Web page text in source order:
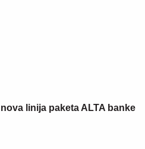
linija paketa ALTA banke